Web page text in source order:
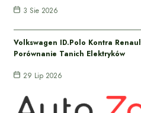
3 Sie 2026
Volkswagen ID.Polo Kontra
Porównanie Tanich Elektryków
29 Lip 2026